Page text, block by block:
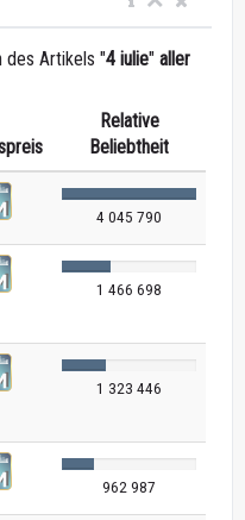
des Artikels "4 iulie" aller
Relative
Beliebtheit
4 045 790
1 466 698
1 323 446
962 987